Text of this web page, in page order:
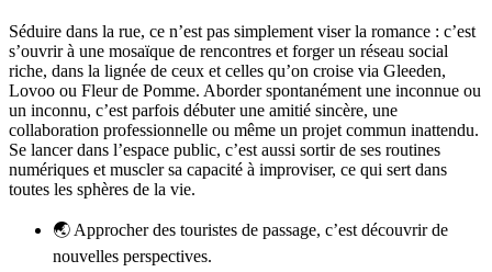
Séduire dans la rue, ce n’est pas simplement viser la romance : c’est
s’ouvrir à une mosaïque de rencontres et forger un réseau social
riche, dans la lignée de ceux et celles qu’on croise via Gleeden,
Lovoo ou Fleur de Pomme. Aborder spontanément une inconnue ou
un inconnu, c’est parfois débuter une amitié sincère, une
collaboration professionnelle ou même un projet commun inattendu.
Se lancer dans l’espace public, c’est aussi sortir de ses routines
numériques et muscler sa capacité à improviser, ce qui sert dans
toutes les sphères de la vie.
🌏 Approcher des touristes de passage, c’est découvrir de
nouvelles perspectives.